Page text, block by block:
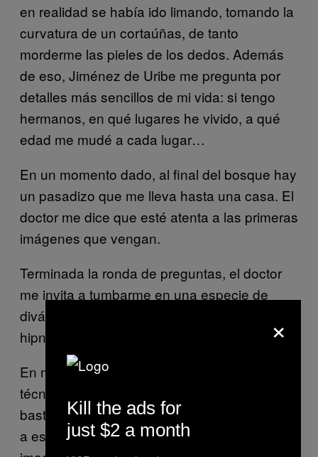
en realidad se había ido limando, tomando la
curvatura de un cortaúñas, de tanto
morderme las pieles de los dedos. Además
de eso, Jiménez de Uribe me pregunta por
detalles más sencillos de mi vida: si tengo
hermanos, en qué lugares he vivido, a qué
edad me mudé a cada lugar…
En un momento dado, al final del bosque hay
un pasadizo que me lleva hasta una casa. El
doctor me dice que esté atenta a las primeras
imágenes que vengan.
Terminada la ronda de preguntas, el doctor
me invita a tumbarme en una especie de
diván y cerrar los ojos. Ahí empieza la
hipnosis propiamente dicha.
En mi caso, el doctor utiliza una especie de
técnica de meditación que me parece
bastante simple. De hecho, recuerda un poco
a esas cintas de relajación que te instan a
×
Kill the ads for
just $2 a month